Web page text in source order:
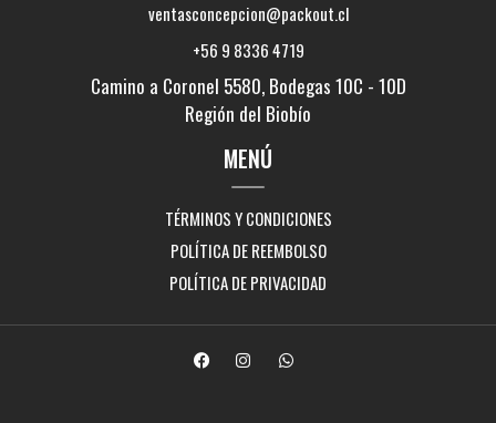
ventasconcepcion@packout.cl
+56 9 8336 4719
Camino a Coronel 5580, Bodegas 10C - 10D
Región del Biobío
MENÚ
TÉRMINOS Y CONDICIONES
POLÍTICA DE REEMBOLSO
POLÍTICA DE PRIVACIDAD